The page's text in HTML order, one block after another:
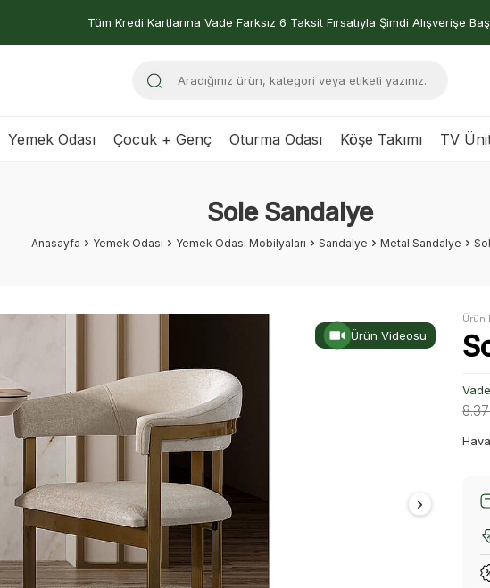
Tüm Kredi Kartlarına Vade Farksız 6 Taksit Fırsatıyla Şimdi Alışverişe
Yemek Odası Çocuk + Genç Oturma Odası Köşe Takımı TV
Sole Sandalye
Anasayfa Yemek Odası Yemek Odası Mobilyaları Sandalye Metal Sandalye
Ürün Videosu
Ürün